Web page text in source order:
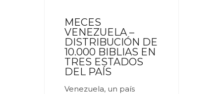
MECES
VENEZUELA –
DISTRIBUCIÓN DE
10.000 BIBLIAS EN
TRES ESTADOS
DEL PAÍS
Venezuela, un país